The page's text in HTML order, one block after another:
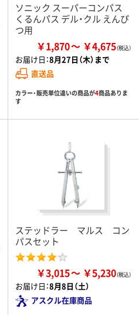
ソニック スーパーコンパス
くるんパス デル・クル えんぴ
つ用
￥1,870 ￥4,675
お届け日：8月27日（木）まで
直送品
カラー・販売単位違いの商品が4商品ありま
す
ステッドラー マルス コン
パスセット
￥3,015 ￥5,230
お届け日：8月8日（土）
アスクル在庫商品